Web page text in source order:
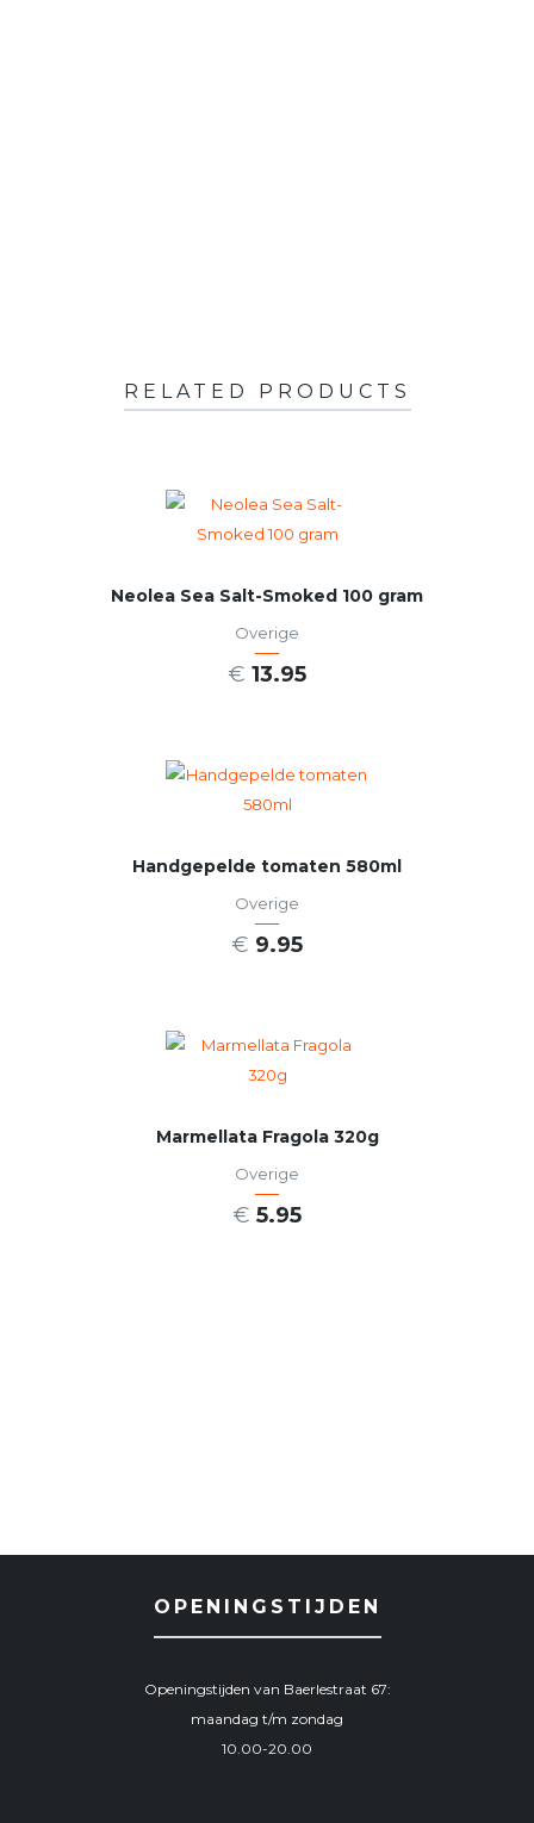
RELATED PRODUCTS
Neolea Sea Salt-Smoked 100 gram
Overige
€ 13.95
Handgepelde tomaten 580ml
Overige
€ 9.95
Marmellata Fragola 320g
Overige
€ 5.95
OPENINGSTIJDEN
Openingstijden van Baerlestraat 67:
maandag t/m zondag
10.00-20.00